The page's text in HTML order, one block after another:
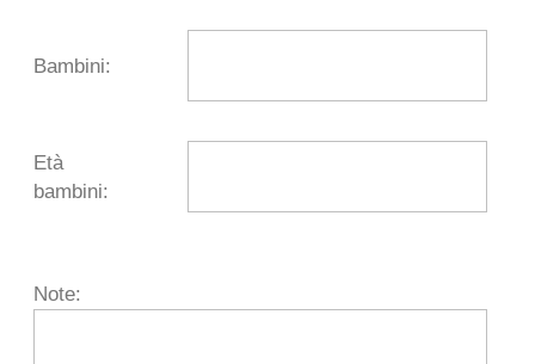
Bambini:
Età
bambini:
Note: